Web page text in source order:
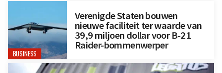
BUSINESS
Verenigde Staten bouwen
nieuwe faciliteit ter waarde van
39,9 miljoen dollar voor B-21
Raider-bommenwerper